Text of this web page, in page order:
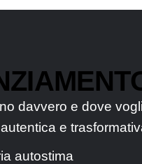
davvero e dove
e
autostima